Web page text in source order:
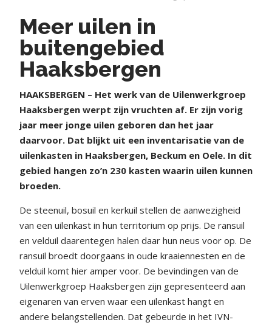
Meer uilen in
buitengebied
Haaksbergen
HAAKSBERGEN – Het werk van de Uilenwerkgroep
Haaksbergen werpt zijn vruchten af. Er zijn vorig
jaar meer jonge uilen geboren dan het jaar
daarvoor. Dat blijkt uit een inventarisatie van de
uilenkasten in Haaksbergen, Beckum en Oele. In dit
gebied hangen zo’n 230 kasten waarin uilen kunnen
broeden.
De steenuil, bosuil en kerkuil stellen de aanwezigheid
van een uilenkast in hun territorium op prijs. De ransuil
en velduil daarentegen halen daar hun neus voor op. De
ransuil broedt doorgaans in oude kraaiennesten en de
velduil komt hier amper voor. De bevindingen van de
Uilenwerkgroep Haaksbergen zijn gepresenteerd aan
eigenaren van erven waar een uilenkast hangt en
andere belangstellenden. Dat gebeurde in het IVN-